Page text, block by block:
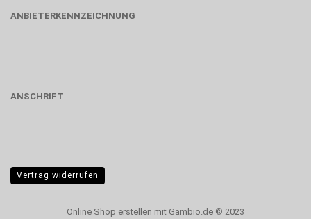
ANBIETERKENNZEICHNUNG
ANSCHRIFT
Vertrag widerrufen
Online Shop erstellen mit Gambio.de © 2023